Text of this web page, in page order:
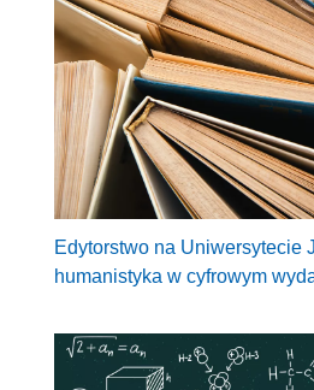
Edytorstwo na Uniwersytecie
humanistyka w cyfrowym